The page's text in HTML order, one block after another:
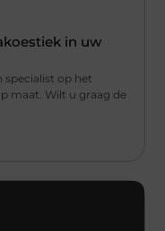
in uw
specialist op het
maat. Wilt u graag de